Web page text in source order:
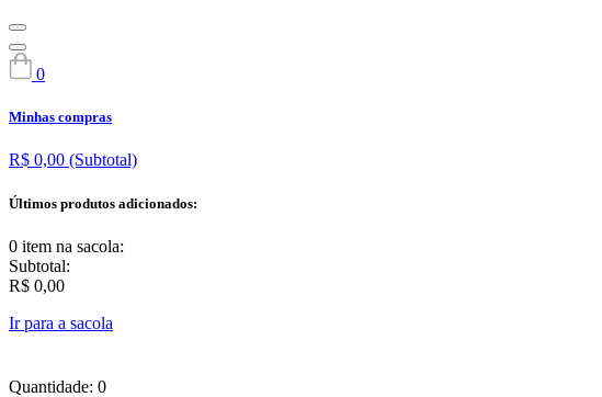
0
Minhas compras
R$ 0,00 (Subtotal)
Últimos produtos adicionados:
0 item na sacola:
Subtotal:
R$ 0,00
Ir para a sacola
Quantidade: 0